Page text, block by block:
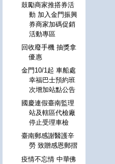
鼓勵商家推搭券活
動 加入金門振興
券商家加碼促銷
活動專區
回收廢手機 抽獎拿
優惠
金門10/1起 車船處
幸福巴士預約班
次增加站點公告
國慶連假臺南監理
站及轄區代檢廠
停止受理車檢
臺南郵感謝醫護辛
勞 致贈感恩郵摺
疫情不忘情 中華佛